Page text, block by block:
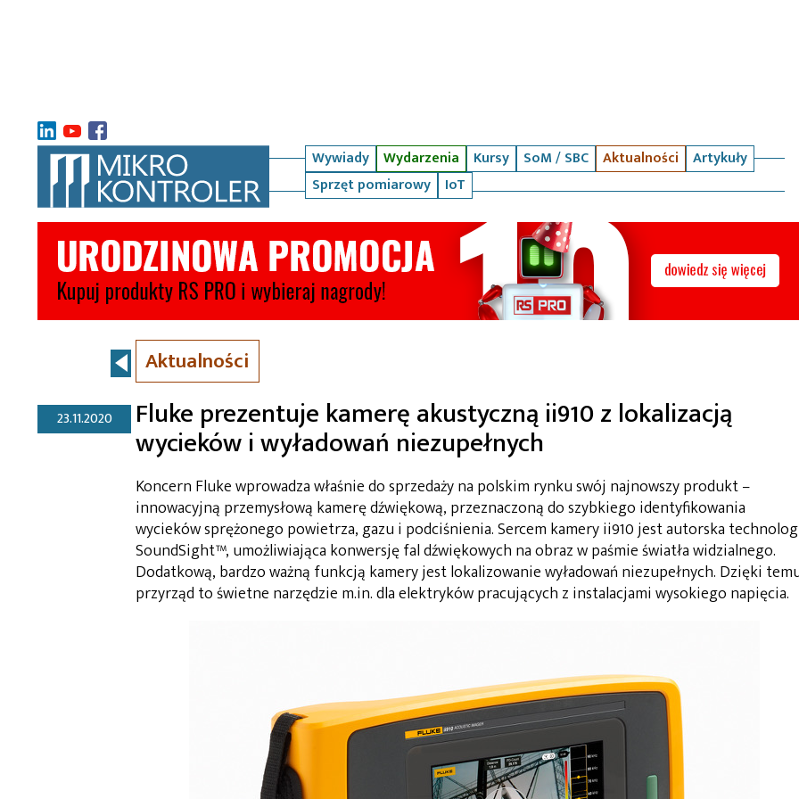
Wywiady Wydarzenia Kursy SoM / SBC Aktualności
Artykuły
Sprzęt pomiarowy
IoT
Aktualności
23.11.2020 Fluke prezentuje kamerę akustyczną ii910 z lokalizacją
wycieków i wyładowań niezupełnych
Koncern Fluke wprowadza właśnie do sprzedaży na polskim rynku swój najnowszy produkt –
innowacyjną przemysłową kamerę dźwiękową, przeznaczoną do szybkiego identyfikowania
wycieków sprężonego powietrza, gazu i podciśnienia. Sercem kamery ii910 jest autorska
SoundSight™, umożliwiająca konwersję fal dźwiękowych na obraz w paśmie światła widzialnego.
Dodatkową, bardzo ważną funkcją kamery jest lokalizowanie wyładowań niezupełnych. Dzięki
przyrząd to świetne narzędzie m.in. dla elektryków pracujących z instalacjami wysokiego napięcia.